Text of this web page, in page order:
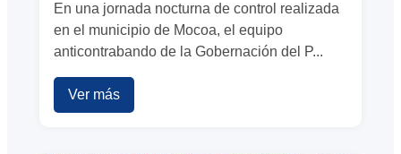
En una jornada nocturna de control realizada
en el municipio de Mocoa, el equipo
anticontrabando de la Gobernación del P...
Ver más